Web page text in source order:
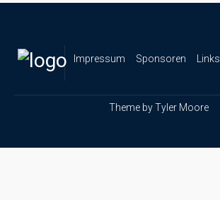
Impressum Sponsoren Links
Theme byTyler Moore